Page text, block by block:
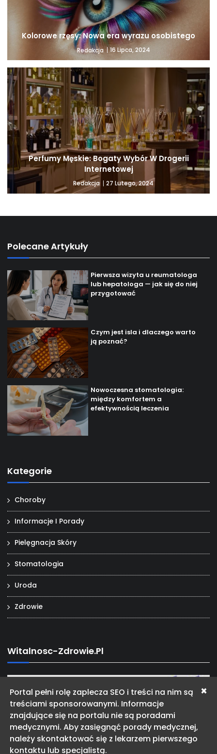
×
Portal pełni rolę zaplecza SEO i treści na nim są
treściami sponsorowanymi. Informacje
znajdujące się na portalu nie są poradami
medycznymi. Aby zasięgnąć porady medycznej,
należy skontaktować się z lekarzem pierwszego
kontaktu lub specjalistą.
Kolorowe rzęsy: Nowa era wyrazu osobistego
Redakcja 16 Lipca, 2024
Perfumy Męskie: Bogaty Wybór W Drogerii
Internetowej
Redakcja 27 Lutego, 2024
Polecane Artykuły
Pierwsza wizyta u reumatologa
lub hepatologa — jak się do niej
przygotować
Czym jest isla i dlaczego warto
ją poznać?
Nowoczesna stomatologia:
między komfortem a
efektywnością leczenia
Kategorie
Choroby
Informacje I Porady
Pielęgnacja Skóry
Stomatologia
Uroda
Zdrowie
Witalnosc-Zdrowie.pl